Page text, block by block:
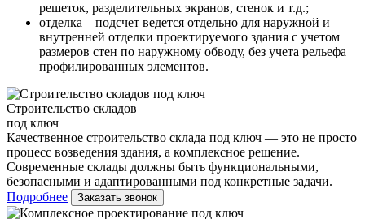
решеток, разделительных экранов, стенок и т.д.;
отделка – подсчет ведется отдельно для наружной и
внутренней отделки проектируемого здания с учетом
размеров стен по наружному обводу, без учета рельефа
профилированных элементов.
Строительство складов
под ключ
Качественное строительство склада под ключ — это не просто
процесс возведения здания, а комплексное решение.
Современные склады должны быть функциональными,
безопасными и адаптированными под конкретные задачи.
Подробнее
Заказать звонок